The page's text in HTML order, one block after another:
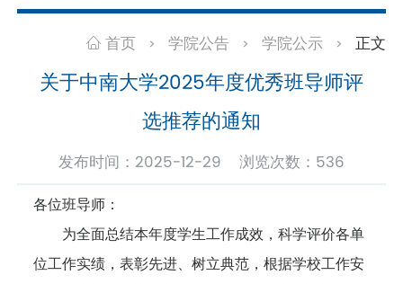
首页 > 学院公告 > 学院公示 > 正文
关于中南大学2025年度优秀班导师评
选推荐的通知
发布时间：2025-12-29 浏览次数： 536
各位班导师：
为全面总结本年度学生工作成效，科学评价各单
位工作实绩，表彰先进、树立典范，根据学校工作安